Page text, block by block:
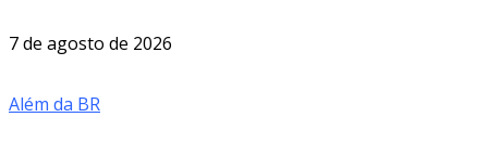
7 de agosto de 2026
Além da BR